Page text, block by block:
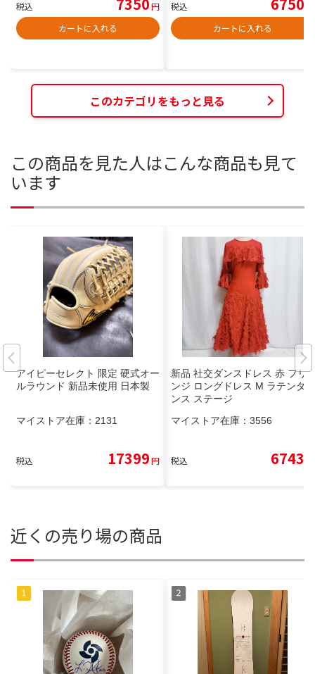
税込 7350円
カートに入れる
税込 6750
カートに入れる
このカテゴリをもっと見る
この商品を見た人はこんな商品も見て
います
アイピーセレクト 限定 硬式オー
ルラウンド 新品未使用 日本製
マイストア在庫： 2131
税込 17399円
新品 社交ダンスドレス 赤 フリ
ンジ ロングドレス M ラテンダ
ンス ステージ
マイストア在庫： 3556
税込 6743
近くの売り場の商品